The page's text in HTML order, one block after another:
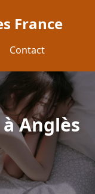
France
Contact
Anglès